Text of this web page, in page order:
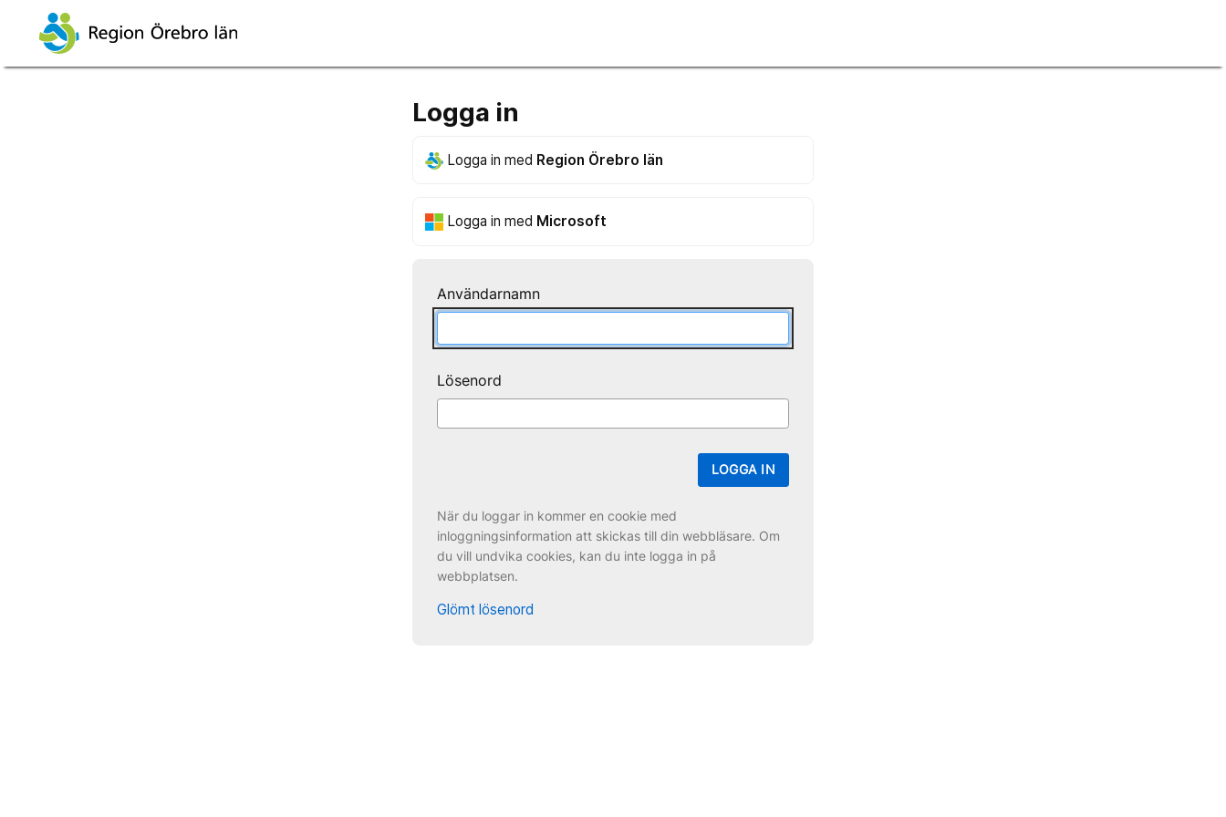
Logga in
Logga in med Region Örebro län
Logga in med Microsoft
Användarnamn
Lösenord
LOGGA IN
När du loggar in kommer en cookie med
inloggningsinformation att skickas till din webbläsare. Om
du vill undvika cookies, kan du inte logga in på
webbplatsen.
Glömt lösenord